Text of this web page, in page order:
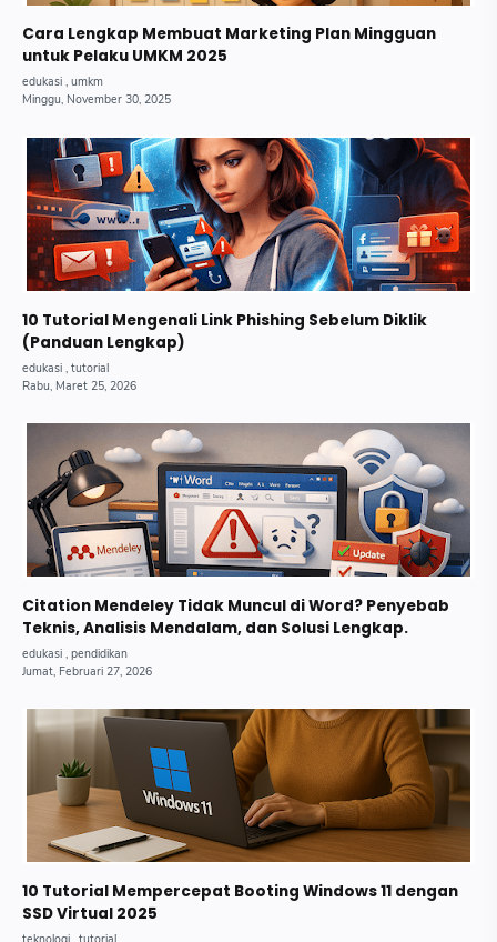
Cara Lengkap Membuat Marketing Plan Mingguan
untuk Pelaku UMKM 2025
10 Tutorial Mengenali Link Phishing Sebelum Diklik
(Panduan Lengkap)
Citation Mendeley Tidak Muncul di Word? Penyebab
Teknis, Analisis Mendalam, dan Solusi Lengkap.
10 Tutorial Mempercepat Booting Windows 11 dengan
SSD Virtual 2025